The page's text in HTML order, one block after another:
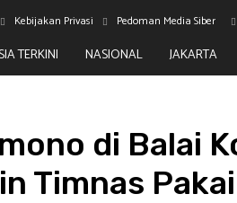
Kebijakan Privasi Pedoman Media Siber
TERKINI NASIONAL JAKARTA
di Balai
Timnas